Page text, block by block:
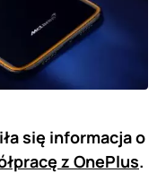
się informacja o
z OnePlus.